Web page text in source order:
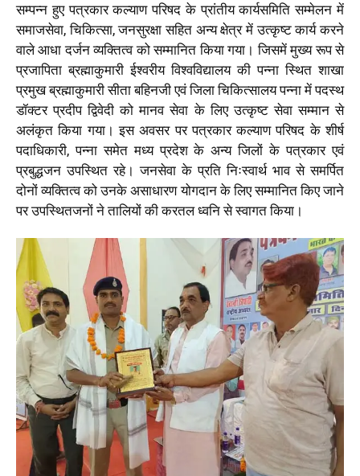
सम्पन्न हुए पत्रकार कल्याण परिषद के प्रांतीय कार्यसमिति सम्मेलन में
समाजसेवा, चिकित्सा, जनसुरक्षा सहित अन्य क्षेत्र में उत्कृष्ट कार्य करने
वाले आधा दर्जन व्यक्तित्व को सम्मानित किया गया। जिसमें मुख्य रूप से
प्रजापिता ब्रह्माकुमारी ईश्वरीय विश्वविद्यालय की पन्ना स्थित शाखा
प्रमुख ब्रह्माकुमारी सीता बहिनजी एवं जिला चिकित्सालय पन्ना में पदस्थ
डॉक्टर प्रदीप द्विवेदी को मानव सेवा के लिए उत्कृष्ट सेवा सम्मान से
अलंकृत किया गया। इस अवसर पर पत्रकार कल्याण परिषद के शीर्ष
पदाधिकारी, पन्ना समेत मध्य प्रदेश के अन्य जिलों के पत्रकार एवं
प्रबुद्धजन उपस्थित रहे। जनसेवा के प्रति निःस्वार्थ भाव से समर्पित
दोनों व्यक्तित्व को उनके असाधारण योगदान के लिए सम्मानित किए जाने
पर उपस्थितजनों ने तालियों की करतल ध्वनि से स्वागत किया।